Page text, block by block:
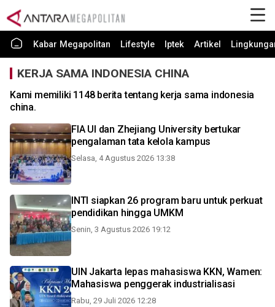
Kabar Megapolitan Lifestyle Iptek Artikel
KERJA SAMA INDONESIA CHINA
Kami memiliki 1148 berita tentang kerja sama indonesia
china.
FIA UI dan Zhejiang University bertukar
pengalaman tata kelola kampus
Selasa, 4 Agustus 2026 13:38
INTI siapkan 26 program baru untuk perkuat
pendidikan hingga UMKM
Senin, 3 Agustus 2026 19:12
UIN Jakarta lepas mahasiswa KKN, Wamen:
Mahasiswa penggerak industrialisasi
Rabu, 29 Juli 2026 12:28